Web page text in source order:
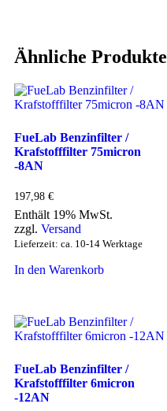
Ähnliche Produkte
FueLab Benzinfilter /
Krafstofffilter 75micron
-8AN
197,98 €
Enthält 19% MwSt.
zzgl. Versand
Lieferzeit: ca. 10-14 Werktage
In den Warenkorb
FueLab Benzinfilter /
Krafstofffilter 6micron
-12AN